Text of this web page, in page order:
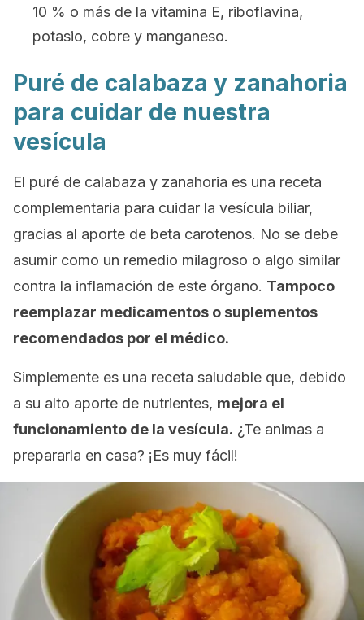
10 % o más de la vitamina E, riboflavina,
potasio, cobre y manganeso.
Puré de calabaza y zanahoria
para cuidar de nuestra
vesícula
El puré de calabaza y zanahoria es una receta
complementaria para cuidar la vesícula biliar,
gracias al aporte de beta carotenos. No se debe
asumir como un remedio milagroso o algo similar
contra la inflamación de este órgano. Tampoco
reemplazar medicamentos o suplementos
recomendados por el médico.
Simplemente es una receta saludable que, debido
a su alto aporte de nutrientes, mejora el
funcionamiento de la vesícula. ¿Te animas a
prepararla en casa? ¡Es muy fácil!